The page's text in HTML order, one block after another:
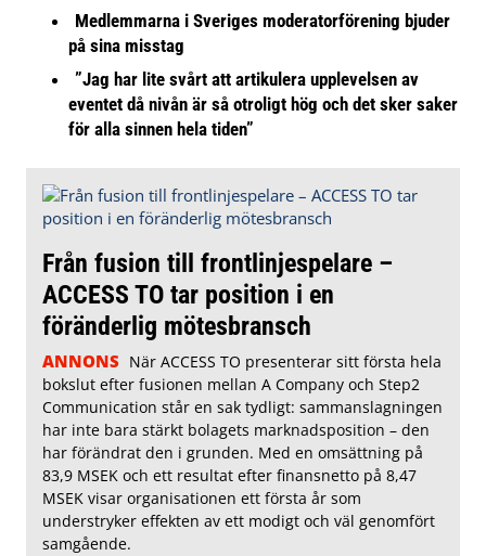
Medlemmarna i Sveriges moderatorförening bjuder
på sina misstag
”Jag har lite svårt att artikulera upplevelsen av
eventet då nivån är så otroligt hög och det sker saker
för alla sinnen hela tiden”
Från fusion till frontlinjespelare –
ACCESS TO tar position i en
föränderlig mötesbransch
ANNONS När ACCESS TO presenterar sitt första hela
bokslut efter fusionen mellan A Company och Step2
Communication står en sak tydligt: sammanslagningen
har inte bara stärkt bolagets marknadsposition – den
har förändrat den i grunden. Med en omsättning på
83,9 MSEK och ett resultat efter finansnetto på 8,47
MSEK visar organisationen ett första år som
understryker effekten av ett modigt och väl genomfört
samgående.